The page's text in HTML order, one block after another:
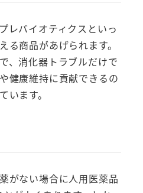
レバイオティクスといっ
る商品があげられます。
、消化器トラブルだけで
健康維持に貢献できるの
います。
がない場合に人用医薬品